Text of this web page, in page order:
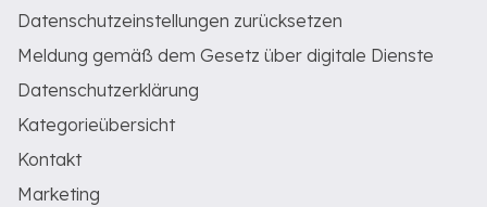
Datenschutzeinstellungen zurücksetzen
Meldung gemäß dem Gesetz über digitale Dienste
Datenschutzerklärung
Kategorieübersicht
Kontakt
Marketing